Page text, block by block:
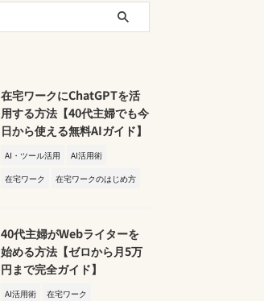
在宅ワークにChatGPTを活
用する方法【40代主婦でも今
日から使える無料AIガイド】
AI・ツール活用
AI活用術
在宅ワーク
在宅ワークのはじめ方
40代主婦がWebライターを
始める方法【ゼロから月5万
円まで完全ガイド】
AI活用術
在宅ワーク